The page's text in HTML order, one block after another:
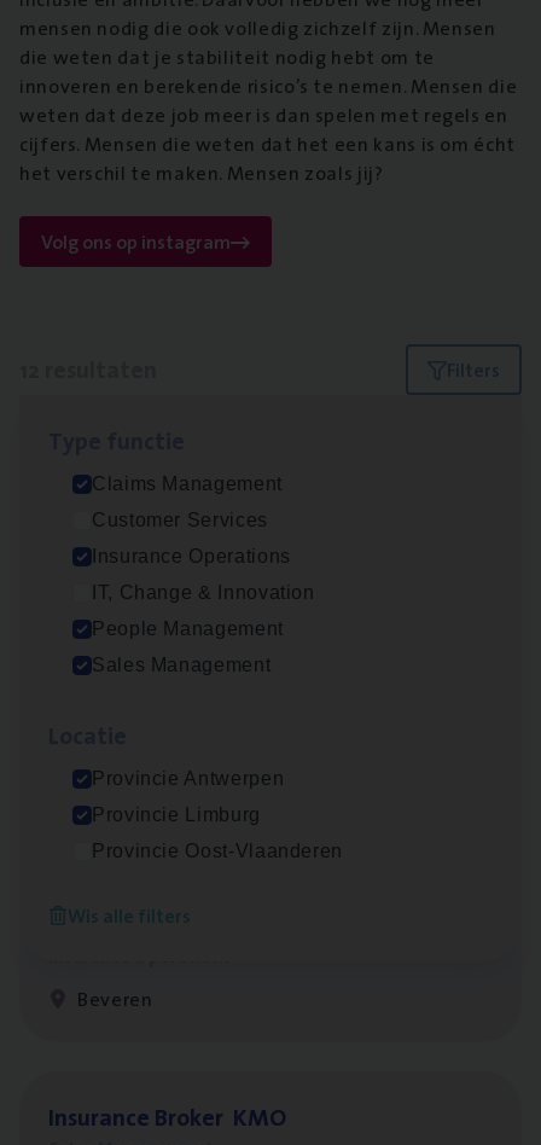
mensen nodig die ook volledig zichzelf zijn. Mensen
die weten dat je stabiliteit nodig hebt om te
innoveren en berekende risico’s te nemen. Mensen die
weten dat deze job meer is dan spelen met regels en
cijfers. Mensen die weten dat het een kans is om écht
het verschil te maken. Mensen zoals jij?
Volg ons op instagram
Filters
Claims Management
Customer Services
Insurance Operations
IT, Change & Innovation
People Management
Sales Management
Provincie Antwerpen
Provincie Limburg
Provincie Oost-Vlaanderen
Wis alle filters
Dos­sier­be­heer­der ver­ze­ke­rin­gen — Soci­al
Pro­fit en Public
Insurance Operations
Antwerpen
Antwerpen
Benefits
Beveren
Insu­ran­ce Bro­ker KMO